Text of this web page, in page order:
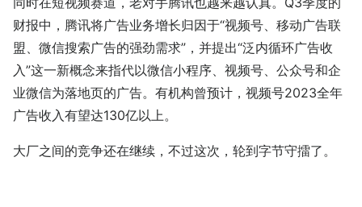
财报中，腾讯将广告业务增长归因于“视频号、移动广告联
盟、微信搜索广告的强劲需求”，并提出“泛内循环广告收
入”这一新概念来指代以微信小程序、视频号、公众号和企
业微信为落地页的广告。有机构曾预计，视频号2023全年
广告收入有望达130亿以上。
大厂之间的竞争还在继续，不过这次，轮到字节守擂了。